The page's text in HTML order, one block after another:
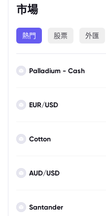
市場
熱門 股票 外匯
Palladium - Cash
EUR/USD
Cotton
AUD/USD
Santander